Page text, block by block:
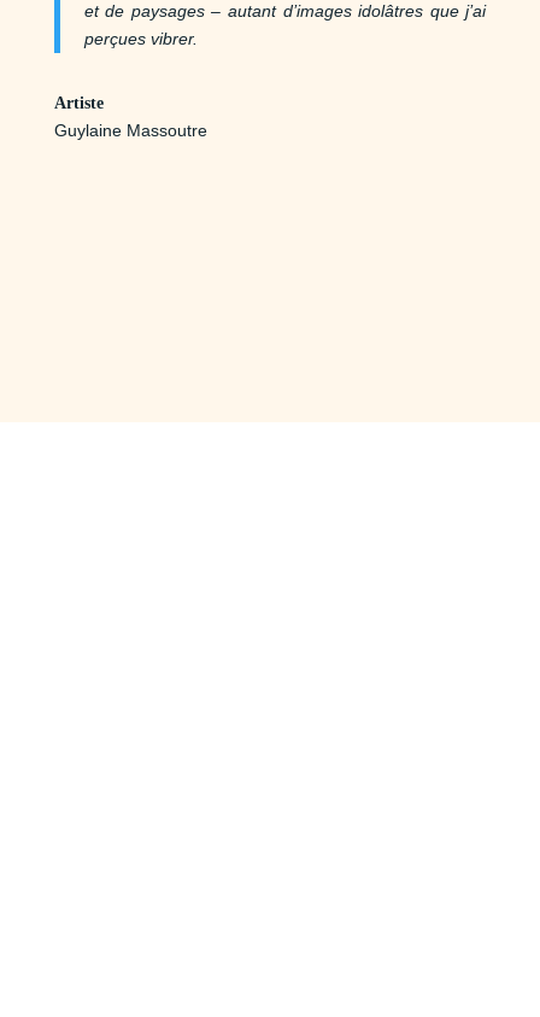
et de paysages – autant d’images idolâtres que j’ai
perçues vibrer.
Artiste
Guylaine Massoutre